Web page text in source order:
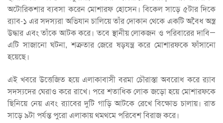
অটোরিকশার ব্যবসা করেন মোশারফ হোসেন। বিকেল সাড়ে ৫টার দিকে
র‍্যাব-১ এর সদস্যরা অভিযান চালিয়ে তাঁর দোকান থেকে একটি অবৈধ অস্ত্র
উদ্ধার এবং তাঁকে আটক করে। তবে স্থানীয় লোকজন ও পরিবারের দাবি—
এটি সাজানো ঘটনা, শত্রুতার জেরে ষড়যন্ত্র করে মোশারফকে ফাঁসানো
হয়েছে।
এই খবরে উত্তেজিত হয়ে এলাকাবাসী বরমা চৌরাস্তা অবরোধ করে র‍্যাব
সদস্যদের ঘেরাও করে রাখে। পরে শতাধিক লোক জড়ো হয়ে মোশারফকে
ছিনিয়ে নেয় এবং র‍্যাবের দুটি গাড়ি আটকে রেখে বিক্ষোভ চালায়। রাত
সাড়ে ৯টা পর্যন্ত পুরো এলাকায় থমথমে পরিবেশ বিরাজ করে।